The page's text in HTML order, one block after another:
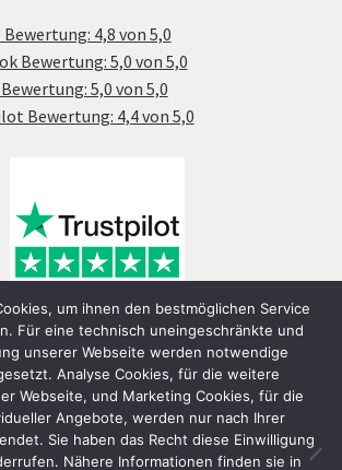
4,8 von 5,0
Bewertung: 5,0 von 5,0
5,0 von 5,0
Bewertung: 4,4 von 5,0
um ihnen den bestmöglichen Service
Für eine technisch uneingeschränkte und
unserer Webseite werden notwendige
Analyse Cookies, für die weitere
Webseite, und Marketing Cookies, für die
Angebote, werden nur nach Ihrer
Sie haben das Recht diese Einwilligung
Nähere Informationen finden sie in